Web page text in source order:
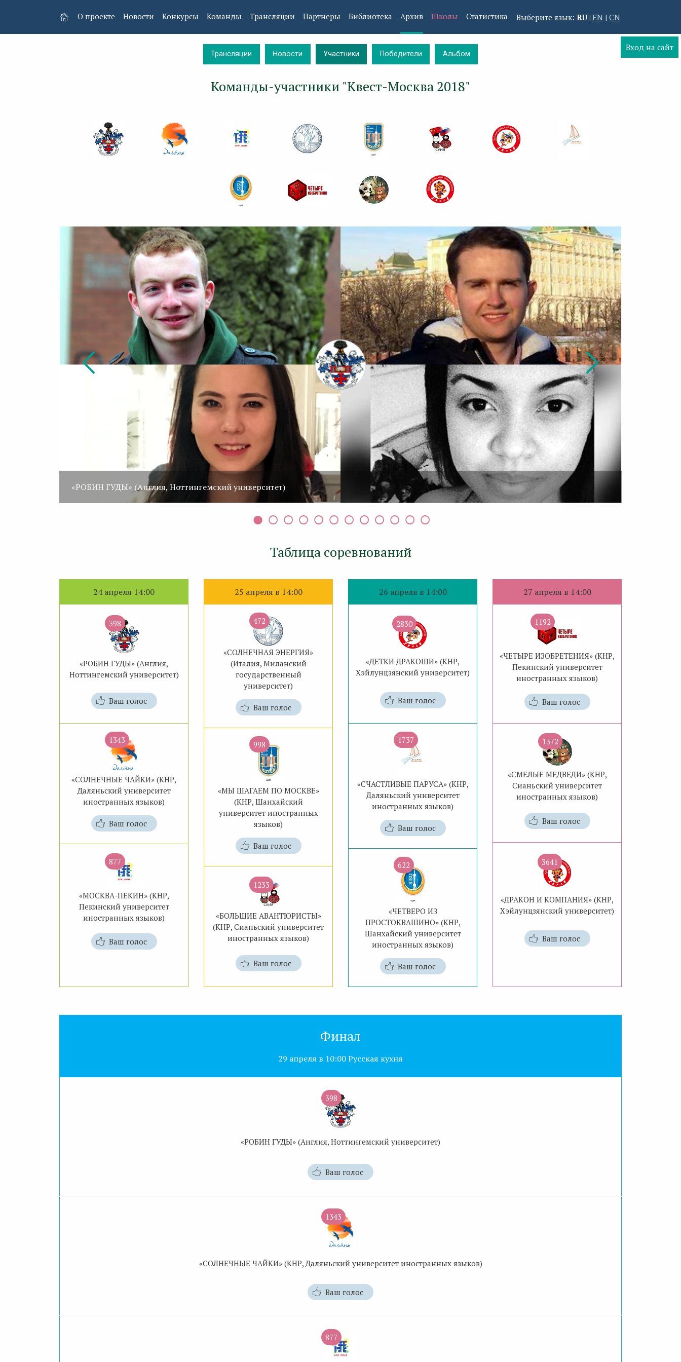
О проекте Новости Конкурсы Команды Трансляции Партнеры Библиотека Архив Школы Статистика Выберите язык: RU EN CN
Трансляции Новости Участники Победители Альбом
Команды-участники "Квест-Москва 2018"
«РОБИН ГУДЫ» (Англия, Ноттингемский университет)
Таблица соревнований
24 апреля 14:00
398
«РОБИН ГУДЫ» (Англия,
Ноттингемский университет)
Ваш голос
1343
«СОЛНЕЧНЫЕ ЧАЙКИ» (КНР,
Даляньский университет
иностранных языков)
Ваш голос
877
«МОСКВА-ПЕКИН» (КНР,
Пекинский университет
иностранных языков)
Ваш голос
25 апреля в 14:00
472
«СОЛНЕЧНАЯ ЭНЕРГИЯ»
(Италия, Миланский
государственный
университет)
Ваш голос
998
«МЫ ШАГАЕМ ПО МОСКВЕ»
(КНР, Шанхайский
университет иностранных
языков)
Ваш голос
1233
«БОЛЬШИЕ АВАНТЮРИСТЫ»
(КНР, Сианьский университет
иностранных языков)
Ваш голос
26 апреля в 14:00
2830
«ДЕТКИ ДРАКОШИ» (КНР,
Хэйлунцзянский университет)
Ваш голос
1737
«СЧАСТЛИВЫЕ ПАРУСА» (КНР,
Даляньский университет
иностранных языков)
Ваш голос
622
«ЧЕТВЕРО ИЗ
ПРОСТОКВАШИНО» (КНР,
Шанхайский университет
иностранных языков)
Ваш голос
27 апреля в 14:00
1192
«ЧЕТЫРЕ ИЗОБРЕТЕНИЯ» (КНР,
Пекинский университет
иностранных языков)
Ваш голос
1372
«СМЕЛЫЕ МЕДВЕДИ» (КНР,
Сианьский университет
иностранных языков)
Ваш голос
3641
«ДРАКОН И КОМПАНИЯ» (КНР,
Хэйлунцзянский университет)
Ваш голос
Финал
29 апреля в 10:00 Русская кухня
398
«РОБИН ГУДЫ» (Англия, Ноттингемский университет)
Ваш голос
1343
«СОЛНЕЧНЫЕ ЧАЙКИ» (КНР, Даляньский университет иностранных языков)
Ваш голос
877
Вход на сайт